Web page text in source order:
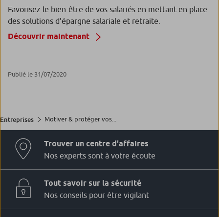
Favorisez le bien-être de vos salariés en mettant en place
des solutions d’épargne salariale et retraite.
Découvrir maintenant
Publié le 31/07/2020
Entreprises Motiver & protéger vos...
Trouver un centre d'affaires
Nos experts sont à votre écoute
Tout savoir sur la sécurité
Nos conseils pour être vigilant